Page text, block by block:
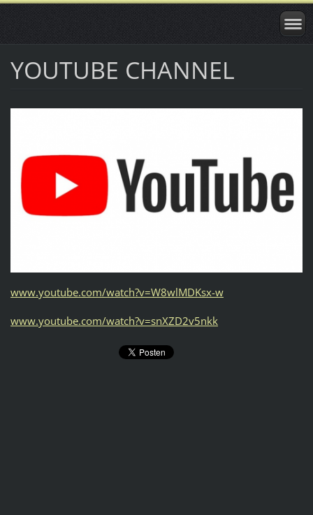
YOUTUBE CHANNEL
www.youtube.com/watch?v=W8wlMDKsx-w
www.youtube.com/watch?v=snXZD2v5nkk